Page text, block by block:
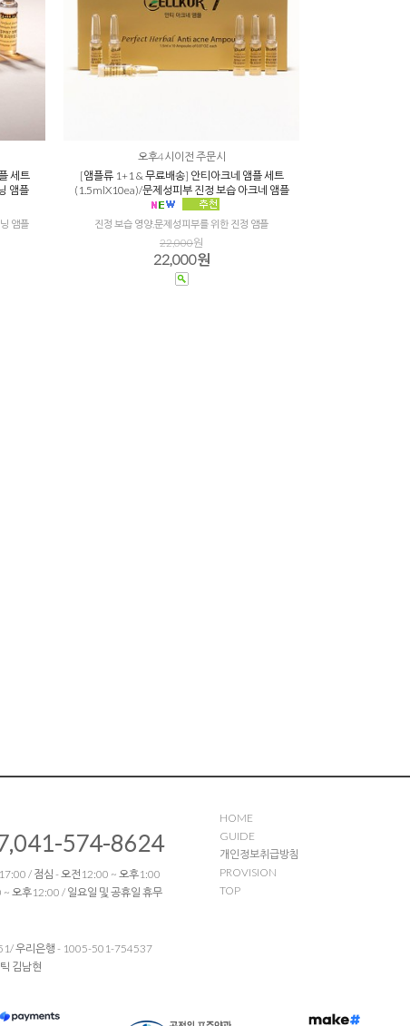
세트
앰플
앰플
오후4시이전 주문시
[앰플류 1+1 & 무료배송] 안티아크네 앰플 세트
(1.5mlX10ea)/문제성피부 진정 보습 아크네 앰플
진정 보습 영양,문제성피부를 위한 진정 앰플
22,000원
22,000원
574-8624
/ 점심 - 오전12:00 ~ 오후1:00
오후12:00 / 일요일 및 공휴일 휴무
우리은행 - 1005-501-754537
김남현
HOME
GUIDE
개인정보취급방침
PROVISION
TOP